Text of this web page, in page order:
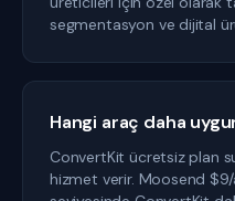
segmentasyon ve dijital
Hangi araç daha
ConvertKit ücretsiz plan
hizmet verir. Moosend $9/